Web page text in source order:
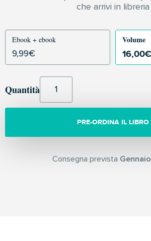
che arrivi in libreria
Ebook + ebook
9,99€
Volume
16,00€
Quantità
PRE-ORDINA IL LIBRO
Consegna prevista